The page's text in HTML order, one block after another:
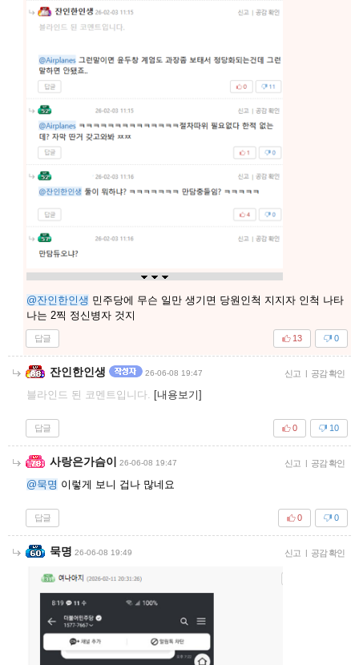
@잔인한인생 민주당에 무슨 일만 생기면 당원인척 지지자 인척 나타
나는 2찍 정신병자 것지
답글 0
13
잔인한인생 26-06-08 19:47 신고 | 공감 확인
블라인드 된 코멘트입니다. [내용보기]
답글 10
0
사랑은가슴이 26-06-08 19:47 신고 | 공감 확인
@묵명 이렇게 보니 겁나 많네요
답글 0
0
묵명 26-06-08 19:49 신고 | 공감 확인